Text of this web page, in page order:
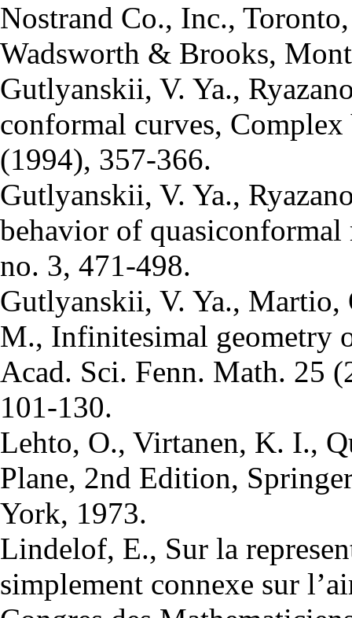
Nostrand Co., Inc.,
Wadsworth & Brooks,
Gutlyanskii, V. Ya.,
conformal curves,
(1994), 357-366.
Gutlyanskii, V. Ya.,
behavior of
no. 3, 471-498.
Gutlyanskii, V. Ya., Martio,
M., Infinitesimal geometry
Acad. Sci. Fenn. Math. 25
101-130.
Lehto, O., Virtanen, K. I.,
Plane, 2nd Edition,
York, 1973.
Lindelof, E., Sur la
simplement connexe sur